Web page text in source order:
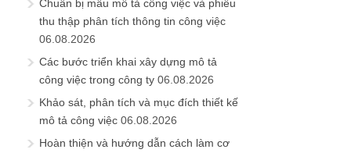
Chuẩn bị mẫu mô tả công việc và phiếu
thu thập phân tích thông tin công việc
06.08.2026
Các bước triển khai xây dựng mô tả
công việc trong công ty 06.08.2026
Khảo sát, phân tích và mục đích thiết kế
mô tả công việc 06.08.2026
Hoàn thiện và hướng dẫn cách làm cơ